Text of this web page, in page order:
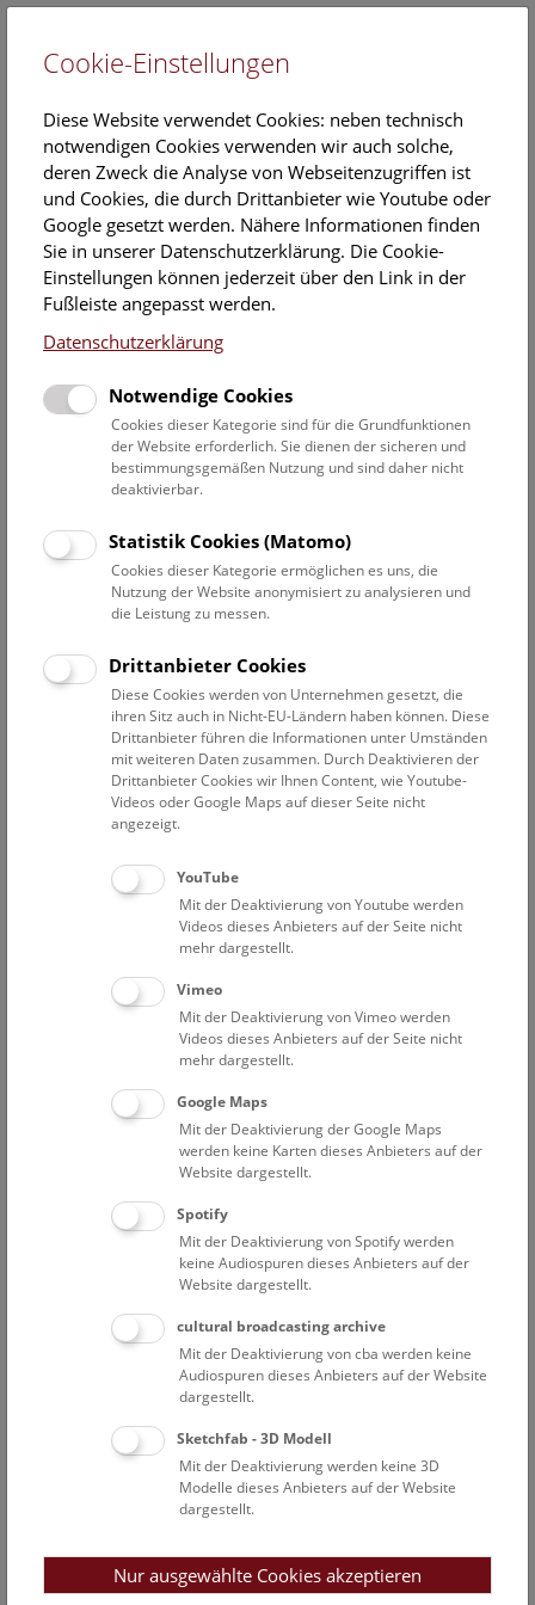
EN
Presse-Einladung zum Spatenstich für die
neue Liftanlage sowie die Präsentation
des neuen barrierefreien Eingangs für
das NHM Wien
25. April 2025
am 07.05.2025, um 10.30 Uhr im Vortragssaal des NHM
Wien, danach Spatenstich im 1. Hof
Einlass: ab 10.00 Uhr über den Haupteingang des NHM
Pressetext Bilder
Im Mai 2025 startet das NHM Wien mit der Umsetzung
für die Öffnung und Barrierefreiheit eines neuen
Eingangsbereichs. Realisiert wird das Bauprojekt von
Riegler Riewe Architekten, die aus einem
internationalen Auswahlverfahren hervorgegangen sind,
an dem sich 18 Architekturbüros aus vier Ländern
beteiligt hatten. Die Auswahlkommission führte der
Gemeinsam mit dem Kunsthistorischen Museum Wien
wurde ein Stakeholder-Board eingerichtet, um sämtliche
Aspekte des Denkmalschutzes, der Sicherheit, der
Stadtentwicklung und Barrierefreiheit integriert zu
berücksichtigen.
Grundsätzlich werden die Bereiche für die
Besucher*innen ausgebaut, inklusive Shop, Café und
Raum für die Wissenschaftskommunikation. Zwei Fenster
in Richtung Maria-Theresien-Platz werden zu Türen
erweitert. Für die aktuell dort vorhandenen Funktionen
müssen Ersatzräume gefunden werden. Die konkrete
Bauphase wird – auch in Abstimmung mit dem
Kunsthistorischen Museum gegenüber – in den Jahren
2026 bis 2028 stattfinden.
Die vertikale Erschließung des NHM Wien, also der
Einbau einer seit langem erwarteten Liftanlage wurde im
Jahr 2023 von
Hoskins Architectsgeplant und wird im
Jahr 2025 als vorgezogenes Projekt des barrierefreien
Vasko & Partner
Gebäude abgesetzten Liftturms im ersten Innenhof des
Gebäudes umgesetzt.
„Gemäß unserem Leitbild versteht sich das Naturhistorische
neben evidenzbasierter Vermittlung vor allem auch Dialog
und Austausch zwischen Wissenschaft und Gesellschaft
Cookie-Einstellungen
Diese Website verwendet Cookies: neben technisch
notwendigen Cookies verwenden wir auch solche,
deren Zweck die Analyse von Webseitenzugriffen ist
und Cookies, die durch Drittanbieter wie Youtube oder
Google gesetzt werden. Nähere Informationen finden
Sie in unserer Datenschutzerklärung. Die Cookie-
Einstellungen können jederzeit über den Link in der
Fußleiste angepasst werden.
Datenschutzerklärung
Notwendige Cookies
Cookies dieser Kategorie sind für die Grundfunktionen
der Website erforderlich. Sie dienen der sicheren und
bestimmungsgemäßen Nutzung und sind daher nicht
deaktivierbar.
Statistik Cookies (Matomo)
Cookies dieser Kategorie ermöglichen es uns, die
Nutzung der Website anonymisiert zu analysieren und
die Leistung zu messen.
Drittanbieter Cookies
Diese Cookies werden von Unternehmen gesetzt, die
ihren Sitz auch in Nicht-EU-Ländern haben können. Diese
Drittanbieter führen die Informationen unter Umständen
mit weiteren Daten zusammen. Durch Deaktivieren der
Drittanbieter Cookies wir Ihnen Content, wie Youtube-
Videos oder Google Maps auf dieser Seite nicht
angezeigt.
YouTube
Mit der Deaktivierung von Youtube werden
Videos dieses Anbieters auf der Seite nicht
mehr dargestellt.
Vimeo
Mit der Deaktivierung von Vimeo werden
Videos dieses Anbieters auf der Seite nicht
mehr dargestellt.
Google Maps
Mit der Deaktivierung der Google Maps
werden keine Karten dieses Anbieters auf der
Website dargestellt.
Spotify
Mit der Deaktivierung von Spotify werden
keine Audiospuren dieses Anbieters auf der
Website dargestellt.
cultural broadcasting archive
Mit der Deaktivierung von cba werden keine
Audiospuren dieses Anbieters auf der Website
dargestellt.
Sketchfab - 3D Modell
Mit der Deaktivierung werden keine 3D
Modelle dieses Anbieters auf der Website
dargestellt.
Nur ausgewählte Cookies akzeptieren